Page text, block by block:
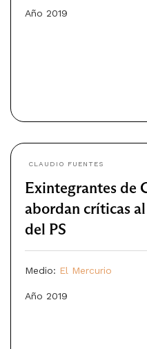
Año 2019
CLAUDIO FUENTES
Exintegrantes de
abordan críticas
del PS
Medio: El Mercurio
Año 2019